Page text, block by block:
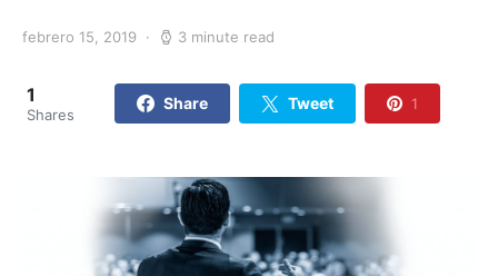
febrero 15, 2019 3 minute read
1
Shares
Share Tweet 1